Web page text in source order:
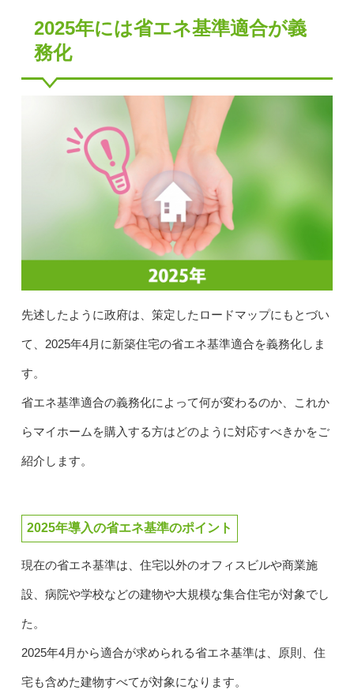
2025年には省エネ基準適合が義
務化
先述したように政府は、策定したロードマップにもとづい
て、2025年4月に新築住宅の省エネ基準適合を義務化しま
す。
省エネ基準適合の義務化によって何が変わるのか、これか
らマイホームを購入する方はどのように対応すべきかをご
紹介します。
2025年導入の省エネ基準のポイント
現在の省エネ基準は、住宅以外のオフィスビルや商業施
設、病院や学校などの建物や大規模な集合住宅が対象でし
た。
2025年4月から適合が求められる省エネ基準は、原則、住
宅も含めた建物すべてが対象になります。